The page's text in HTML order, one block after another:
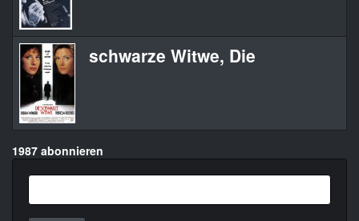
schwarze Witwe, Die
1987 abonnieren